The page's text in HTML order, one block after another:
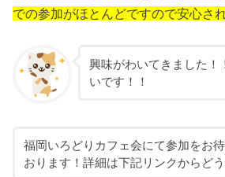
での参加がほとんどですので安心さ
興味がわいてきました！
いです！！
福岡いろどりカフェ会にて参加をお
おります！詳細は下記リンクからどう